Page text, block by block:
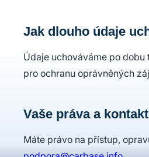
Jak dlouho údaje
Údaje uchováváme po
pro ochranu oprávněných
Vaše práva a kontakt
Máte právo na přístup,